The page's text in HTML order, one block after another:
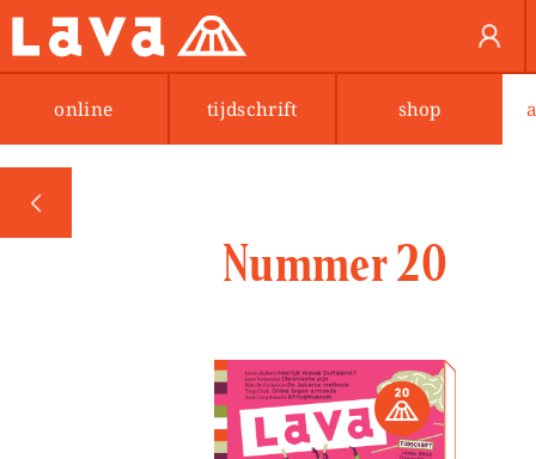
online tijdschrift shop
Nummer 20